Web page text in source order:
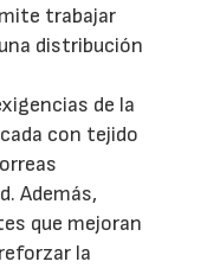
trabajar
distribución
de la
con tejido
Además,
que mejoran
la